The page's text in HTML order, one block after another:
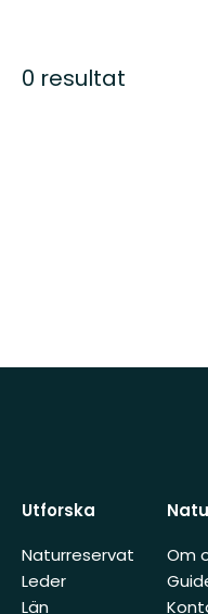
0 resultat
Utforska
Naturreservat
Leder
Län
Om